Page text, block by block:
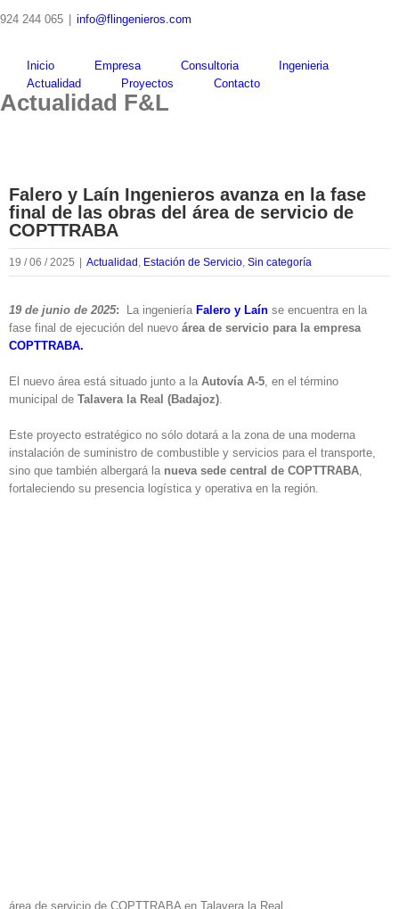
to
924 244 065 info@flingenieros.com
Inicio Empresa Consultoria
Ingenieria
Actualidad
Proyectos Contacto
Actualidad F&L
Falero y Laín Ingenieros avanza en la fase
final de las obras del área de servicio de
COPTTRABA
19 / 06 / 2025 Actualidad , Estación de Servicio, Sin categoría
19 de junio de 2025: La ingeniería Falero y Laín se encuentra en la
fase final de ejecución del nuevo área de servicio para la empresa
COPTTRABA.
El nuevo área está situado junto a la Autovía A-5, en el término
municipal de Talavera la Real (Badajoz).
Este proyecto estratégico no sólo dotará a la zona de una moderna
instalación de suministro de combustible y servicios para el transporte,
sino que también albergará la nueva sede central de COPTTRABA,
fortaleciendo su presencia logística y operativa en la región.
área de servicio de COPTTRABA en Talavera la Real.